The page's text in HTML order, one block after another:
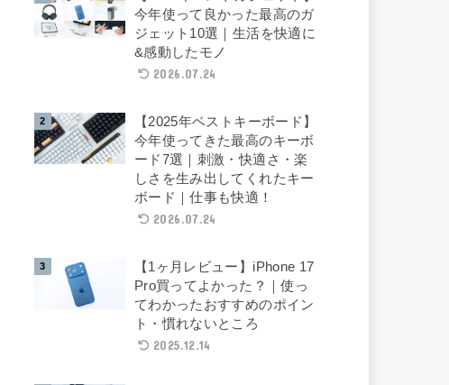
今年使って良かった最高のガ
ジェット10選｜生活を快適に
&感動したモノ
2026.07.24
【2025年ベストキーボード】
今年使ってきた最高のキーボ
ード7選｜刺激・快適さ・楽
しさを生み出してくれたキー
ボード｜仕事も快適！
2026.07.24
【1ヶ月レビュー】iPhone 17
Pro買ってよかった？｜使っ
てわかったおすすめのポイン
ト・慣れないところ
2025.12.14